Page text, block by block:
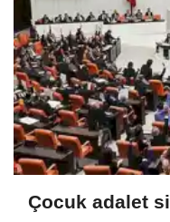
Çocuk adalet